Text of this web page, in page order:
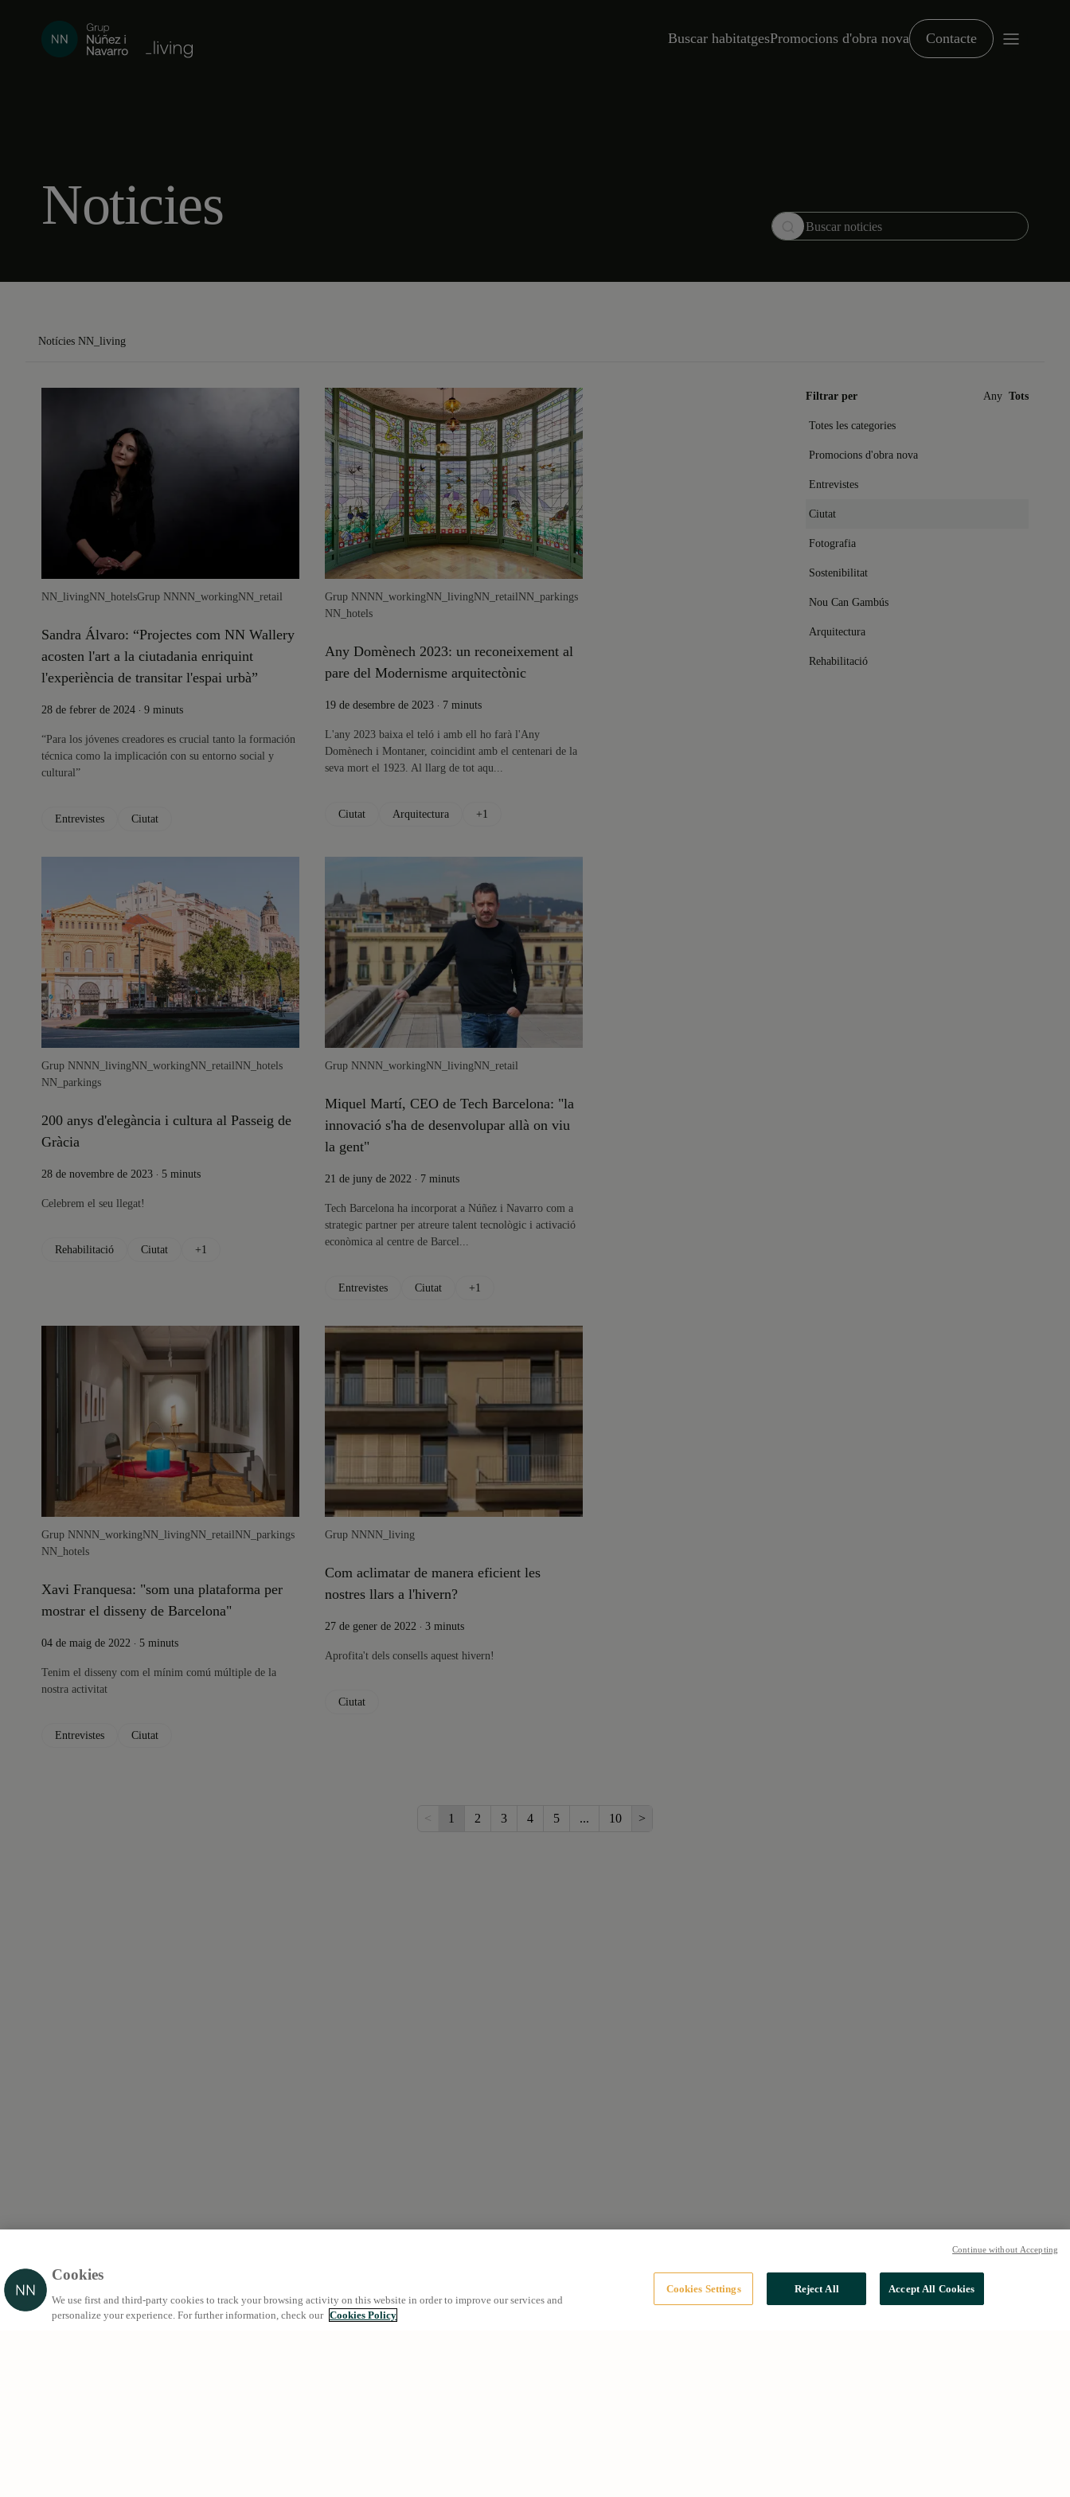
Buscar habitatgesPromocions d'obra nova Contacte
Noticies
Notícies NN_living
NN_livingNN_hotelsGrup NNNN_workingNN_retail
Sandra Álvaro: “Projectes com NN Wallery
acosten l'art a la ciutadania enriquint
l'experiència de transitar l'espai urbà”
28 de febrer de 2024 9 minuts
“Para los jóvenes creadores es crucial tanto la formación
técnica como la implicación con su entorno social y
cultural”
Entrevistes Ciutat
Grup NNNN_workingNN_livingNN_retail NN_parkings
NN_hotels
Any Domènech 2023: un reconeixement al
pare del Modernisme arquitectònic
19 de desembre de 2023 7 minuts
L'any 2023 baixa el teló i amb ell ho farà l'Any
Domènech i Montaner, coincidint amb el centenari de la
seva mort el 1923. Al llarg de tot aqu...
Ciutat Arquitectura +1
Grup NNNN_livingNN_workingNN_retail NN_hotels
NN_parkings
200 anys d'elegància i cultura al Passeig de
Gràcia
28 de novembre de 2023 5 minuts
Celebrem el seu llegat!
Rehabilitació Ciutat +1
Grup NNNN_workingNN_livingNN_retail
Miquel Martí, CEO de Tech Barcelona: "la
innovació s'ha de desenvolupar allà on viu
la gent"
21 de juny de 2022 7 minuts
Tech Barcelona ha incorporat a Núñez i Navarro com a
strategic partner per atreure talent tecnològic i activació
econòmica al centre de Barcel...
Entrevistes Ciutat +1
Grup NNNN_workingNN_livingNN_retail NN_parkings
NN_hotels
Xavi Franquesa: "som una plataforma per
mostrar el disseny de Barcelona"
04 de maig de 2022 5 minuts
Tenim el disseny com el mínim comú múltiple de la
nostra activitat
Entrevistes Ciutat
Grup NNNN_living
Com aclimatar de manera eficient les
nostres llars a l'hivern?
27 de gener de 2022 3 minuts
Aprofita't dels consells aquest hivern!
Ciutat
Filtrar per Any Tots
Totes les categories
Promocions d'obra nova
Entrevistes
Ciutat
Fotografia
Sostenibilitat
Nou Can Gambús
Arquitectura
Rehabilitació
< 1 2 3 4 5 ... 10 >
Cookies
We use first and third-party cookies to track your browsing activity on this website in order to improve our services and
personalize your experience. For further information, check our Cookies Policy
Cookies Settings Reject All Accept All Cookies
Continue without Accepting